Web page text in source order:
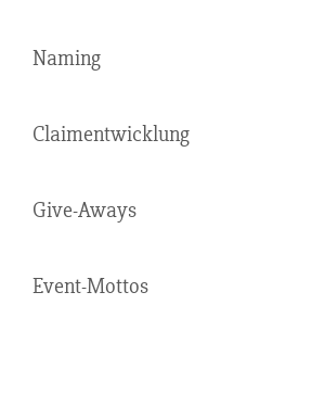
Naming
Claimentwicklung
Give-Aways
Event-Mottos